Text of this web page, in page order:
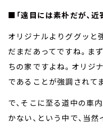
■「遠目には素朴だが、
オリジナルよりググッと
だまだあってですね。ま
ちの家ですよね。オリジ
であることが強調されて
で、そこに至る道中の車
かない、という中で、当